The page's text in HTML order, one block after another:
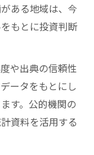
投資リスク管
のチェック
スク回避策
の情報収集法
課情報の活用
ある地域は、今
もとに投資判断
や出典の信頼性
ータをもとにし
す。公的機関の
資料を活用する